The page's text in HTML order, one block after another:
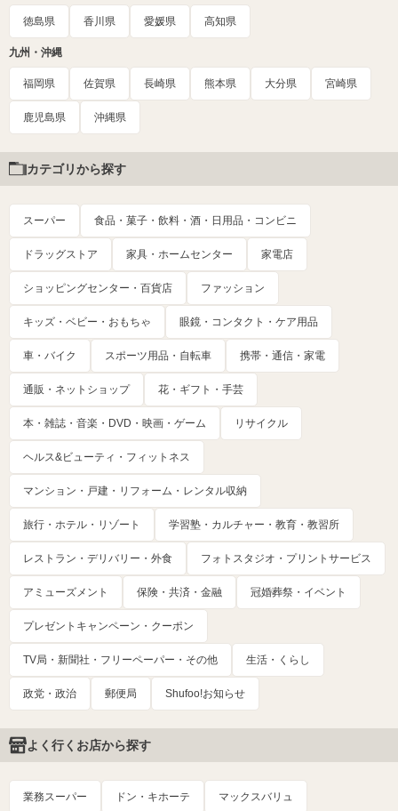
徳島県 香川県 愛媛県 高知県
九州・沖縄
福岡県 佐賀県 長崎県 熊本県 大分県 宮崎県
鹿児島県 沖縄県
カテゴリから探す
スーパー 食品・菓子・飲料・酒・日用品・コンビニ
ドラッグストア 家具・ホームセンター 家電店
ショッピングセンター・百貨店 ファッション
キッズ・ベビー・おもちゃ 眼鏡・コンタクト・ケア用品
車・バイク スポーツ用品・自転車 携帯・通信・家電
通販・ネットショップ 花・ギフト・手芸
本・雑誌・音楽・DVD・映画・ゲーム リサイクル
ヘルス&ビューティ・フィットネス
マンション・戸建・リフォーム・レンタル収納
旅行・ホテル・リゾート 学習塾・カルチャー・教育・教習所
レストラン・デリバリー・外食 フォトスタジオ・プリントサービス
アミューズメント 保険・共済・金融 冠婚葬祭・イベント
プレゼントキャンペーン・クーポン
TV局・新聞社・フリーペーパー・その他 生活・くらし
政党・政治 郵便局 Shufoo!お知らせ
よく行くお店から探す
業務スーパー ドン・キホーテ マックスバリュ